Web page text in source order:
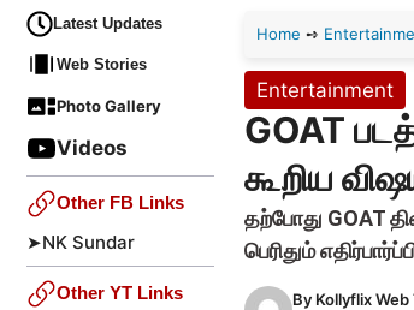
Home ➺
Entertainment
GOAT
கூறிய
தற்போது GOAT
பெரிதும்
By Kollyflix Web
Latest Updates
Web Stories
Photo Gallery
Videos
Other FB Links
➤NK Sundar
Other YT Links